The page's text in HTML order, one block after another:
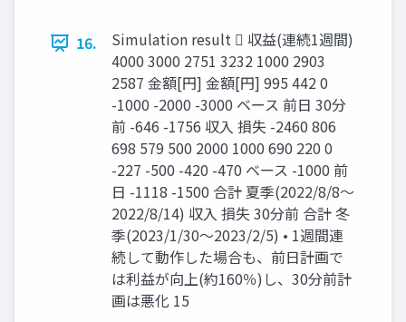
16.
Simulation result  収益(連続1週間)
4000 3000 2751 3232 1000 2903
2587 金額[円] 金額[円] 995 442 0
-1000 -2000 -3000 ベース 前日 30分
前 -646 -1756 収入 損失 -2460 806
698 579 500 2000 1000 690 220 0
-227 -500 -420 -470 ベース -1000 前
日 -1118 -1500 合計 夏季(2022/8/8～
2022/8/14) 収入 損失 30分前 合計 冬
季(2023/1/30～2023/2/5) • 1週間連
続して動作した場合も、前日計画で
は利益が向上(約160％)し、30分前計
画は悪化 15